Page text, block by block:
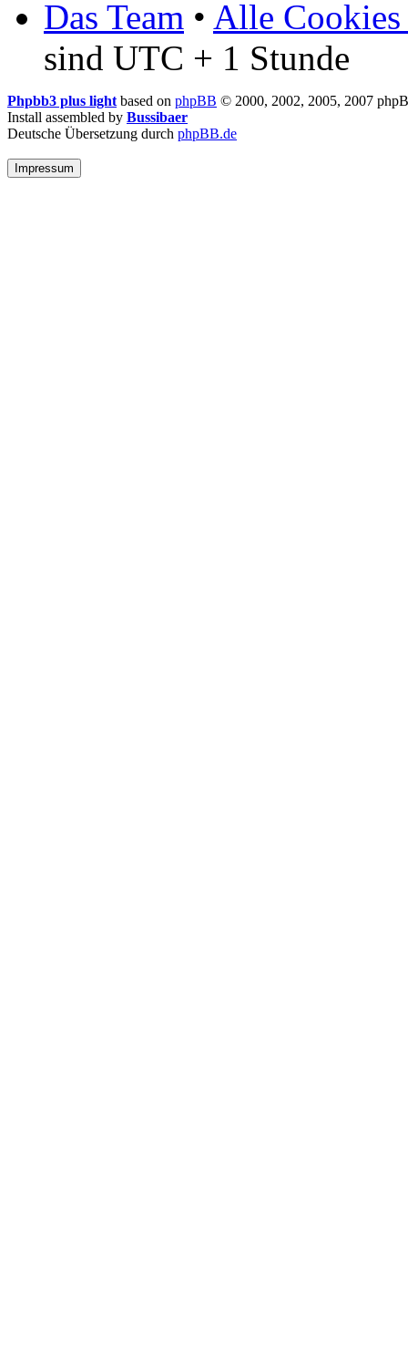
Das Team • Alle Cookies
sind UTC + 1 Stunde
Phpbb3 plus light based on phpBB © 2000, 2002, 2005, 2007
Install assembled by Bussibaer
Deutsche Übersetzung durch phpBB.de